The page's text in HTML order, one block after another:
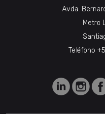
Avda.
Metro
Teléfono